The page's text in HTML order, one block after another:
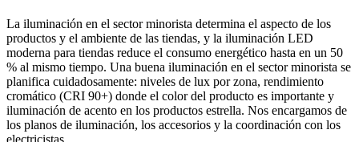
La iluminación en el sector minorista determina el aspecto de los
productos y el ambiente de las tiendas, y la iluminación LED
moderna para tiendas reduce el consumo energético hasta en un 50
% al mismo tiempo. Una buena iluminación en el sector minorista se
planifica cuidadosamente: niveles de lux por zona, rendimiento
cromático (CRI 90+) donde el color del producto es importante y
iluminación de acento en los productos estrella. Nos encargamos de
los planos de iluminación, los accesorios y la coordinación con los